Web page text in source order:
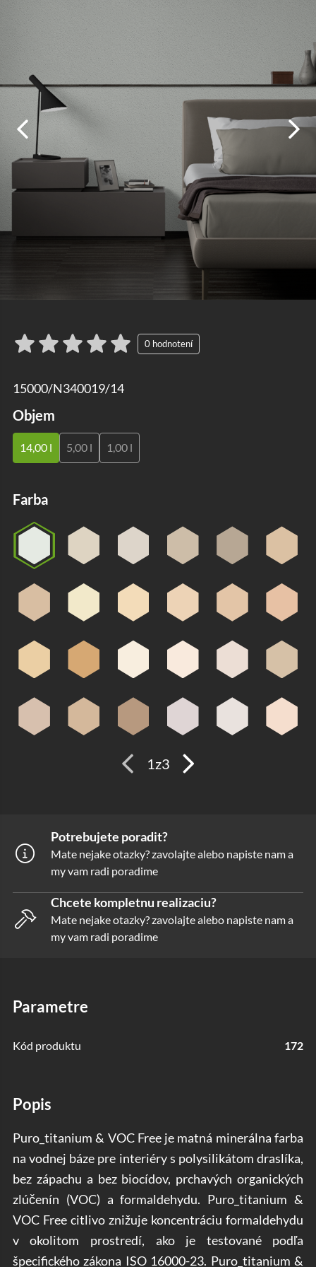
15000/N340019/14
Objem
14,00 l 5,00 l 1,00 l
Farba
1z3
Potrebujete poradit?
Mate nejake otazky? zavolajte alebo napiste nam a
my vam radi poradime
Chcete kompletnu realizaciu?
Mate nejake otazky? zavolajte alebo napiste nam a
my vam radi poradime
popis
Puro_titanium & VOC Free je matná minerálna farba
na vodnej báze pre interiéry s polysilikátom draslíka,
bez zápachu a bez biocídov, prchavých organických
zlúčenín (VOC) a formaldehydu. Puro_titanium &
VOC Free citlivo znižuje koncentráciu formaldehydu
v okolitom prostredí, ako je testované podľa
špecifického zákona ISO 16000-23. Puro_titanium &
parametre
Kód produktu 172